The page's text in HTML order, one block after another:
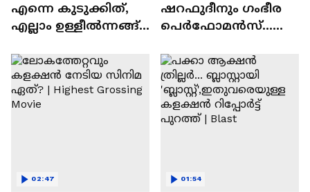
എന്നെ കുടുക്കിത്,
എല്ലാം ഉള്ളീൽന്നങ്ങ്
സിനിമയിലെ
'അമ്മമ്മ' ഡോളി
ജൂൺ | Balan
ഷറഫുദീനും ഗംഭീര
പെർഫോമൻസ്...
ടൈംസ്' | Mollywood
Times
02:47 01:54